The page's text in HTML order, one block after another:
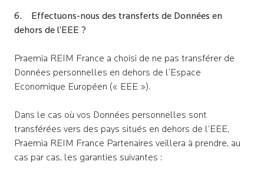
6. Effectuons-nous des transferts de Données en
dehors de l’EEE ?
Praemia REIM France a choisi de ne pas transférer de
Données personnelles en dehors de l’Espace
Economique Européen (« EEE »).
Dans le cas où vos Données personnelles sont
transférées vers des pays situés en dehors de l’EEE,
Praemia REIM France Partenaires veillera à prendre, au
cas par cas, les garanties suivantes :
dans ce formulaire soient utilisées par Praemia
REIM France pour m’envoyer une newsletter.
* Champs obligatoires
* J’accepte que mes données personnelles saisies
REIM France pour adapter la réalisation de ses
études thématiques sur l’immobilier.
Email
Téléphone
dans ce formulaire soient utilisées par Praemia
REIM France pour m’envoyer une newsletter des
Information
invitons à
utiliser les navigateurs Chrome
et Firefox